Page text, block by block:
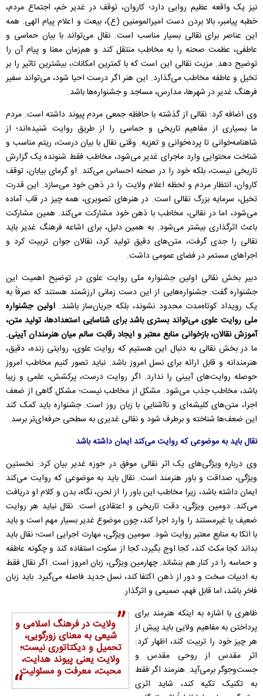
نیز یک واقعه عظیم روایی دارد؛ کاروان، توقف در غدیر خم، اجتماع مردم،
خطبه پیامبر، بالا بردن دست امیرالمومنین (ع)، بیعت و اعلام پیام الهی. همه
این عناصر برای نقالی بسیار مناسب است. نقال می‌تواند با بیان حماسی و
عاطفی، عظمت صحنه را به مخاطب منتقل کند و هم‌زمان معنا و پیام آن را
توضیح دهد. مزیت نقالی این است که با کمترین امکانات، بیشترین تاثیر را بر
تخیل و عاطفه مخاطب می‌گذارد. این هنر اگر درست احیا شود، می‌تواند سفیر
فرهنگ غدیر در شهرها، مدارس، مساجد و جشنواره‌ها باشد.
وی اضافه کرد: نقالی از گذشته با حافظه جمعی مردم پیوند داشته است. مردم
ما بسیاری از مفاهیم تاریخی و حماسی را از طریق روایت شنیده‌اند؛ از
شاهنامه‌خوانی تا پرده‌خوانی و تعزیه. وقتی نقال با بیان درست، ریتم مناسب و
شناخت محتوایی وارد ماجرای غدیر می‌شود، مخاطب فقط شنونده یک گزارش
تاریخی نیست، بلکه خود را در صحنه احساس می‌کند. او گرمای بیابان، توقف
کاروان، انتظار مردم و لحظه اعلام ولایت را در ذهن خود می‌سازد. این قدرت
تخیل، سرمایه بزرگ نقالی است. در هنرهای تصویری، همه چیز در قاب آماده
می‌شود، اما در نقالی، مخاطب با ذهن خود مشارکت می‌کند. همین مشارکت
باعث اثرگذاری بیشتر می‌شود. به همین دلیل، برای اشاعه فرهنگ غدیر باید
نقالی را جدی گرفت، متن‌های دقیق تولید کرد، نقالان جوان تربیت کرد و
اجراهای مستمر در فضای عمومی داشت.
دبیر بخش نقالی اولین جشنواره ملی روایت علوی در توضیح اهمیت این
جشنواره گفت: جشنواره‌هایی از این دست زمانی ارزشمند هستند که صرفاً به
یک رویداد کوتاه‌مدت محدود نشوند، بلکه جریان‌ساز باشند.اولین جشنواره
ملی روایت علوی می‌تواند بستری باشد برای شناسایی استعدادها، تولید متن،
آموزش نقالان، بازخوانی منابع معتبر و ایجاد رقابت سالم میان هنرمندان آیینی.
ما در بخش نقالی به دنبال این هستیم که روایت علوی، روایتی زنده، دقیق،
هنرمندانه و قابل ارائه برای نسل امروز باشد. نباید تصور کنیم مخاطب امروز
حوصله روایت‌های آیینی را ندارد. اگر روایت درست، پرکشش، علمی و زیبا
باشد، مخاطب جذب می‌شود. مشکل از مخاطب نیست؛ مشکل گاهی از ضعف
اجرا، متن‌های کلیشه‌ای و ناآشنایی با زبان روز است. جشنواره باید کمک کند
این ضعف‌ها شناخته و برطرف شود و نقالی غدیری به سطحی حرفه‌ای‌تر برسد.
نقال باید به موضوعی که روایت می‌کند ایمان داشته باشد
وی درباره ویژگی‌های یک اثر نقالی موفق در حوزه غدیر بیان کرد: نخستین
ویژگی، صداقت و باور هنرمند است. نقال باید به موضوعی که روایت می‌کند
ایمان داشته باشد، زیرا مخاطب این باور را از لحن، نگاه، بدن و کلام او دریافت
می‌کند. دومین ویژگی، دقت تاریخی و اعتقادی است. نقال نباید هر روایت
ضعیف یا غیرمستند را وارد اجرا کند، چون موضوع غدیر بسیار مهم است و باید
با اتکا به منابع معتبر روایت شود. سومین ویژگی، مهارت اجرایی است؛ نقال باید
بداند کجا مکث کند، کجا اوج بگیرد، کجا از سکوت استفاده کند و چگونه عاطفه
و حماسه را در کنار هم بنشاند. چهارمین ویژگی، زبان امروز است. اگر نقال فقط
به ادبیات سخت و دور از ذهن اکتفا کند، نسل جدید فاصله می‌گیرد. باید زبان
فاخر باشد، اما قابل فهم، صمیمی و اثرگذار.
ولایت در فرهنگ اسلامی و
شیعی به معنای زورگویی،
تحمیل و دیکتاتوری نیست؛
ولایت یعنی پیوند هدایت،
محبت، معرفت و مسئولیت
ظاهری با اشاره به اینکه هنرمند برای
پرداختن به مفاهیم ولایی باید پیش از
هر چیز خود را تربیت کند، اظهار کرد:
اثر مقدس از روحی مقدس و
جست‌وجوگر برمی‌آید. هنرمند اگر فقط
به تکنیک تکیه کند، شاید اثری